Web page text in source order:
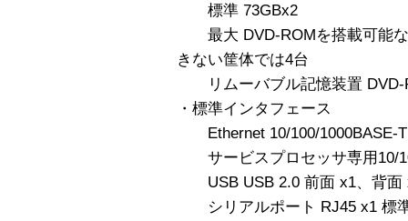
標準 73GBx2
最大 DVD-ROMを搭載可能
きない筐体では4台
リムーバブル記憶装置 DVD-
・標準インタフェース
Ethernet 10/100/1000BASE-T
サービスプロセッサ専用10/
USB USB 2.0 前面 x1、背面
シリアルポート RJ45 x1 標